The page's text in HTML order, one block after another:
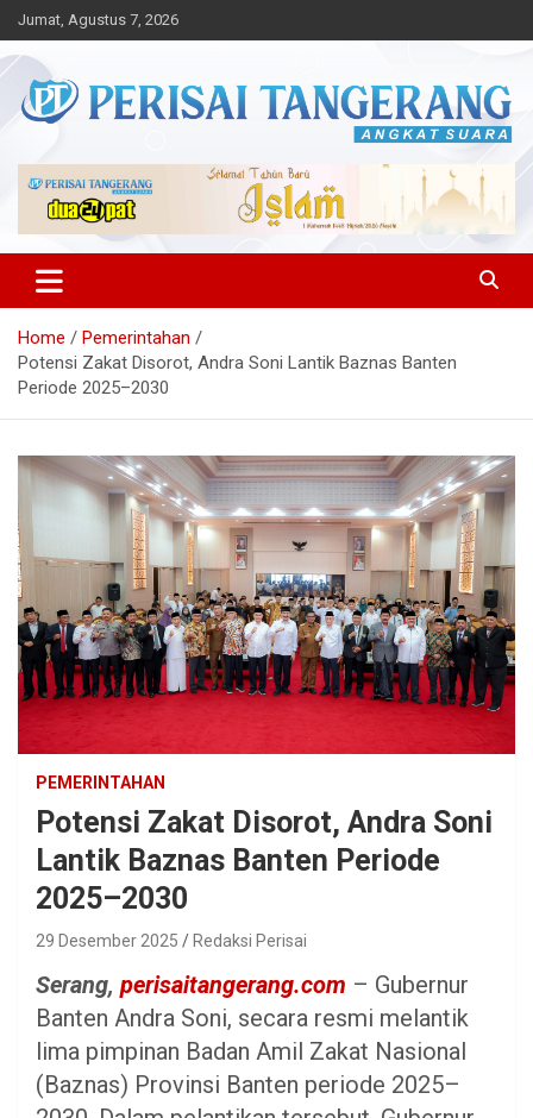
Skip
to
content
Jumat, Agustus 7, 2026
Perisai Tangerang – Angkat
Suara
Home
Pemerintahan
Potensi Zakat Disorot, Andra Soni Lantik Baznas Banten
Periode 2025–2030
PEMERINTAHAN
Potensi Zakat Disorot, Andra Soni
Lantik Baznas Banten Periode
2025–2030
29 Desember 2025 Redaksi Perisai
Serang, perisaitangerang.com – Gubernur
Banten Andra Soni, secara resmi melantik
lima pimpinan Badan Amil Zakat Nasional
(Baznas) Provinsi Banten periode 2025–